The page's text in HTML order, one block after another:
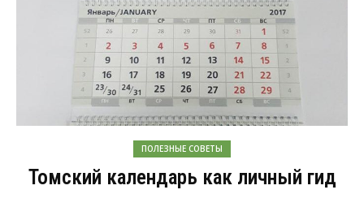
ПОЛЕЗНЫЕ СОВЕТЫ
Томский календарь как личный гид